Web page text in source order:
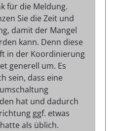
für die Meldung.
Sie die Zeit und
damit der Mangel
kann. Denn diese
in der Koordinierung
generell um. Es
sein, dass eine
hat und dadurch
ggf. etwas
als üblich.